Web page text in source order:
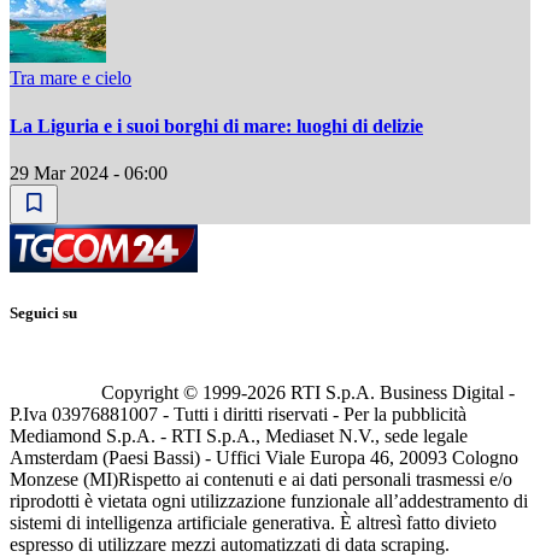
Tra mare e cielo
La Liguria e i suoi borghi di mare: luoghi di delizie
29 Mar 2024 - 06:00
Seguici su
Copyright © 1999-2026 RTI S.p.A. Business Digital -
P.Iva 03976881007 - Tutti i diritti riservati - Per la pubblicità
Mediamond S.p.A. - RTI S.p.A., Mediaset N.V., sede legale
Amsterdam (Paesi Bassi) - Uffici Viale Europa 46, 20093 Cologno
Monzese (MI)Rispetto ai contenuti e ai dati personali trasmessi e/o
riprodotti è vietata ogni utilizzazione funzionale all’addestramento di
sistemi di intelligenza artificiale generativa. È altresì fatto divieto
espresso di utilizzare mezzi automatizzati di data scraping.